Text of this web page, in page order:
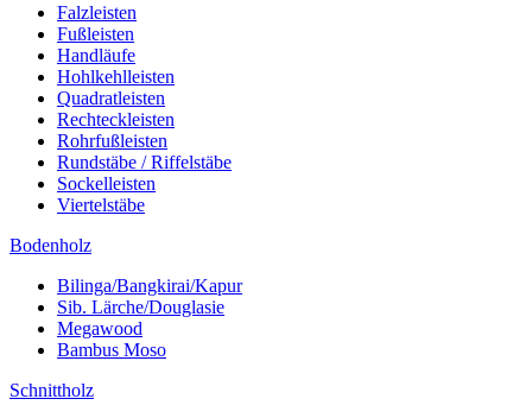
Falzleisten
Fußleisten
Handläufe
Hohlkehlleisten
Quadratleisten
Rechteckleisten
Rohrfußleisten
Rundstäbe / Riffelstäbe
Sockelleisten
Viertelstäbe
Bodenholz
Bilinga/Bangkirai/Kapur
Sib. Lärche/Douglasie
Megawood
Bambus Moso
Schnittholz